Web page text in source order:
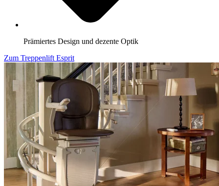
Prämiertes Design und dezente Optik
Zum Treppenlift Esprit